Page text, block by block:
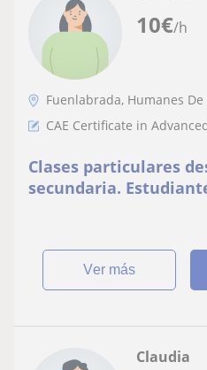
10€/h
Fuenlabrada, Humanes
CAE Certificate in
Clases particulares
secundaria.
ver más
Claudia